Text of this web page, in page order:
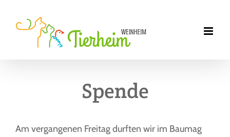
Inhalt
Spende
Am vergangenen Freitag durften wir im Baumag